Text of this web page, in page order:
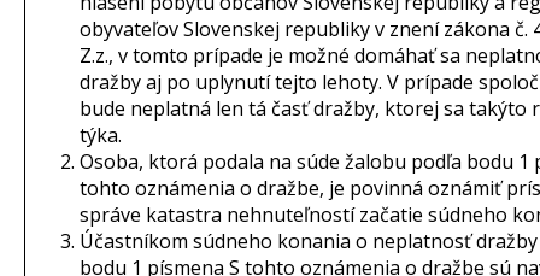
obyvateľov Slovenskej republiky v znení zákona č.
Z.z., v tomto prípade je možné domáhať sa
dražby aj po uplynutí tejto lehoty. V prípade
bude neplatná len tá časť dražby, ktorej sa takýto
týka.
Osoba, ktorá podala na súde žalobu podľa bodu 1
tohto oznámenia o dražbe, je povinná oznámiť
správe katastra nehnuteľností začatie súdneho
Účastníkom súdneho konania o neplatnosť
bodu 1 písmena S tohto oznámenia o dražbe sú